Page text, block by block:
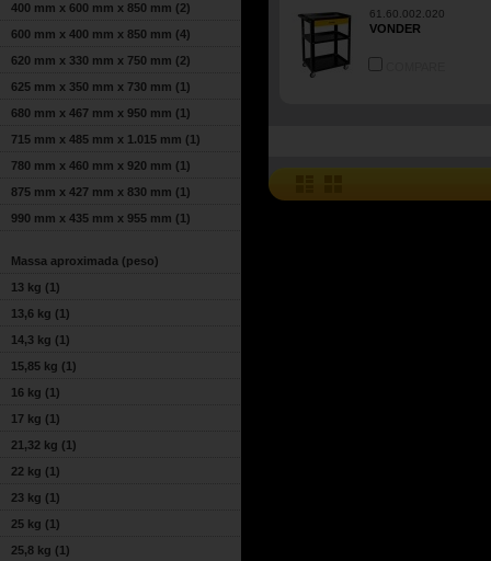
400 mm x 600 mm x 850 mm (2)
600 mm x 400 mm x 850 mm (4)
620 mm x 330 mm x 750 mm (2)
625 mm x 350 mm x 730 mm (1)
680 mm x 467 mm x 950 mm (1)
715 mm x 485 mm x 1.015 mm (1)
780 mm x 460 mm x 920 mm (1)
875 mm x 427 mm x 830 mm (1)
990 mm x 435 mm x 955 mm (1)
Massa aproximada (peso)
13 kg (1)
13,6 kg (1)
14,3 kg (1)
15,85 kg (1)
16 kg (1)
17 kg (1)
21,32 kg (1)
22 kg (1)
23 kg (1)
25 kg (1)
25,8 kg (1)
61.60.002.020
VONDER